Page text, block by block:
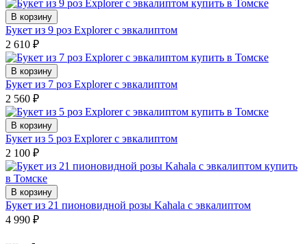
В корзину
Букет из 9 роз Explorer с эвкалиптом
2 610 ₽
В корзину
Букет из 7 роз Explorer с эвкалиптом
2 560 ₽
В корзину
Букет из 5 роз Explorer с эвкалиптом
2 100 ₽
В корзину
Букет из 21 пионовидной розы Kahala с эвкалиптом
4 990 ₽